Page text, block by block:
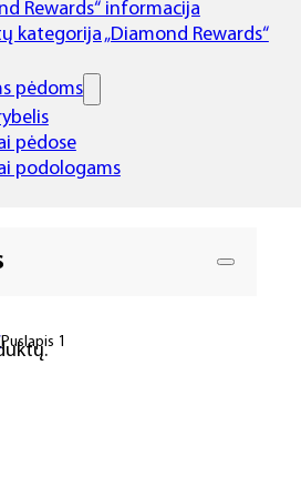
Rewards“ informacija
kategorija „Diamond Rewards“
pėdoms
pėdose
podologams
Puslapis 1